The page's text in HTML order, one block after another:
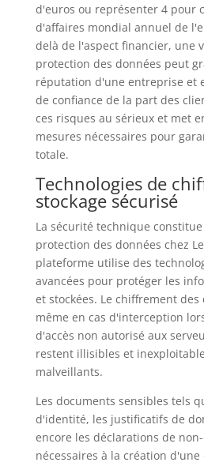
d'euros ou représenter 4 pour
d'affaires mondial annuel de
delà de l'aspect financier, une
protection des données peut
réputation d'une entreprise et
de confiance de la part des
ces risques au sérieux et met
mesures nécessaires pour
totale.
Technologies de
stockage sécurisé
La sécurité technique
protection des données chez
plateforme utilise des
avancées pour protéger les
et stockées. Le chiffrement
même en cas d'interception
d'accès non autorisé aux
restent illisibles et
malveillants.
Les documents sensibles tels
d'identité, les justificatifs de
encore les déclarations de
nécessaires à la création